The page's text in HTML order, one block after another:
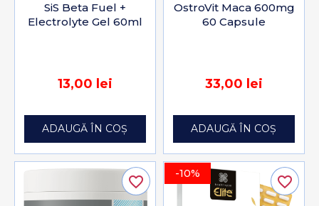
SiS Beta Fuel +
Electrolyte Gel 60ml
13,00 lei
ADAUGĂ ÎN COȘ
OstroVit Maca 600mg
60 Capsule
33,00 lei
ADAUGĂ ÎN COȘ
favorite_border -10% favorite_border